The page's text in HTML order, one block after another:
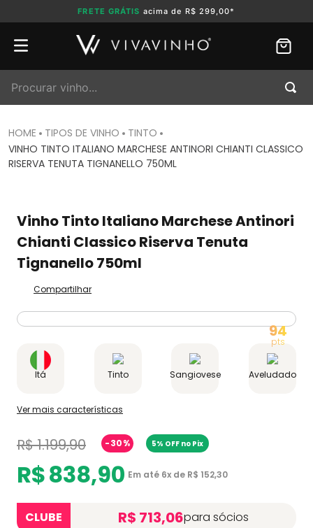
FRETE GRÁTIS acima de R$ 299,00*
TIPOS DE VINHO
TINTO
VINHO TINTO ITALIANO MARCHESE ANTINORI CHIANTI CLASSICO
RISERVA TENUTA TIGNANELLO 750ML
Vinho Tinto Italiano Marchese Antinori
Chianti Classico Riserva Tenuta
Tignanello 750ml
Compartilhar
94
Itá Tinto Sangiovese Aveludado
Ver mais características
R$1.199,90 -30% 5% OFF no Pix
R$838,90 Em até 6x de R$ 152,30
CLUBE R$ 713,06para sócios